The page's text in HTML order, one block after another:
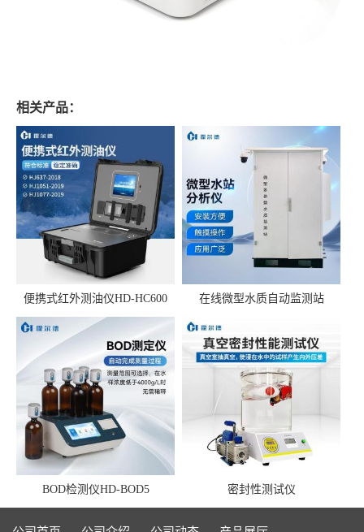
相关产品：
便携式红外测油仪HD-HC600 在线微型水质自动监测站
BOD检测仪HD-BOD5 密封性测试仪